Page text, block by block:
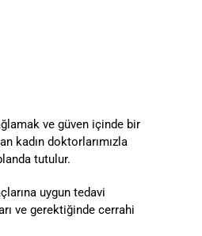
ve güven içinde bir
kadın doktorlarımızla
tutulur.
uygun tedavi
ve gerektiğinde cerrahi